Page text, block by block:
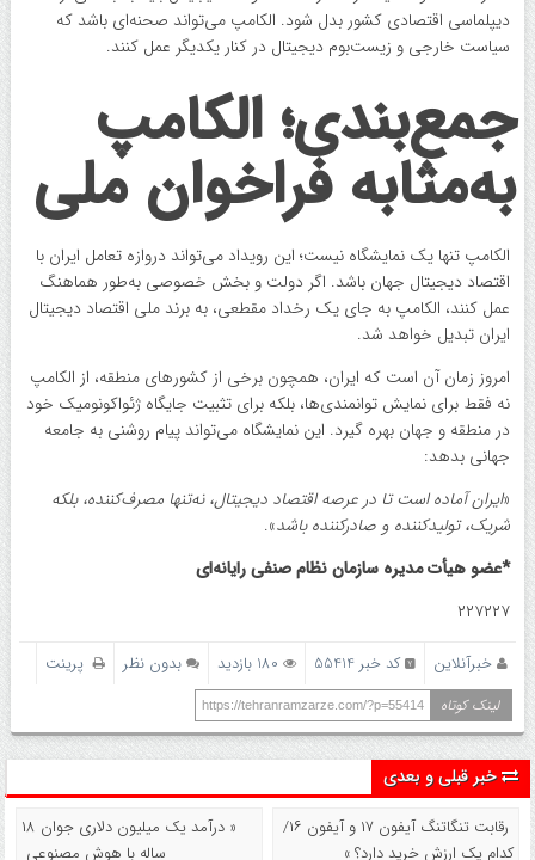
دیپلماسی اقتصادی کشور بدل شود. الکامپ می‌تواند صحنه‌ای باشد که
سیاست خارجی و زیست‌بوم دیجیتال در کنار یکدیگر عمل کنند.
جمع‌بندی؛ الکامپ
به‌مثابه فراخوان ملی
الکامپ تنها یک نمایشگاه نیست؛ این رویداد می‌تواند دروازه تعامل ایران با
اقتصاد دیجیتال جهان باشد. اگر دولت و بخش خصوصی به‌طور هماهنگ
عمل کنند، الکامپ به جای یک رخداد مقطعی، به برند ملی اقتصاد دیجیتال
ایران تبدیل خواهد شد.
امروز زمان آن است که ایران، همچون برخی از کشورهای منطقه، از الکامپ
نه فقط برای نمایش توانمندی‌ها، بلکه برای تثبیت جایگاه ژئواکونومیک خود
در منطقه و جهان بهره گیرد. این نمایشگاه می‌تواند پیام روشنی به جامعه
جهانی بدهد:
«ایران آماده است تا در عرصه اقتصاد دیجیتال، نه‌تنها مصرف‌کننده، بلکه
شریک، تولیدکننده و صادرکننده باشد».
*عضو هیأت مدیره سازمان نظام صنفی رایانه‌ای
۲۲۷۲۲۷
خبرآنلاین کد خبر 55414 180 بازدید بدون نظر پرینت
لینک کوتاه https://tehranramzarze.com/?p=55414
خبر قبلی و بعدی
رقابت تنگاتنگ آیفون ۱۷ و آیفون ۱۶/
کدام یک ارزش خرید دارد؟ »
« درآمد یک میلیون دلاری جوان ۱۸
ساله با هوش مصنوعی